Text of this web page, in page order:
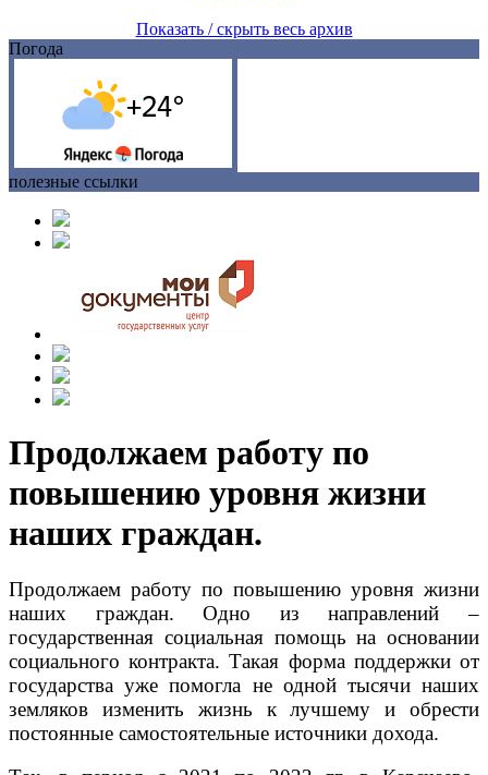
Показать / скрыть весь архив
Погода
полезные ссылки
Продолжаем работу по
повышению уровня жизни
наших граждан.
Продолжаем работу по повышению уровня жизни
наших граждан. Одно из направлений –
государственная социальная помощь на основании
социального контракта. Такая форма поддержки от
государства уже помогла не одной тысячи наших
земляков изменить жизнь к лучшему и обрести
постоянные самостоятельные источники дохода.